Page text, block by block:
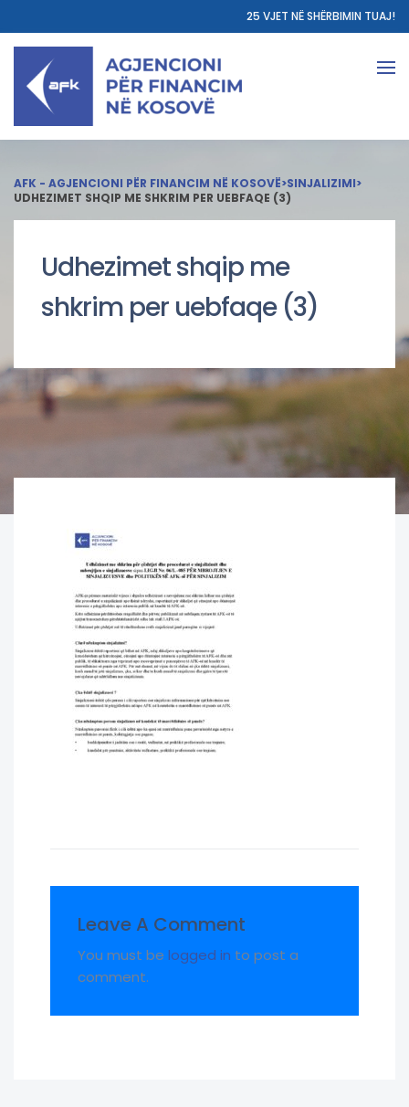
25 VJET NË SHËRBIMIN TUAJ!
AFK - AGJENCIONI PËR FINANCIM NË KOSOVË>SINJALIZIMI>
UDHEZIMET SHQIP ME SHKRIM PER UEBFAQE (3)
Udhezimet shqip me
shkrim per uebfaqe (3)
Leave A Comment
You must be logged in to post a
comment.